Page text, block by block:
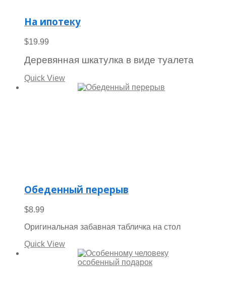
На ипотеку
$19.99
Деревянная шкатулка в виде туалета
Quick View
Обеденный перерыв
$8.99
Оригинальная забавная табличка на стол
Quick View